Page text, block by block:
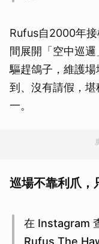
Rufus自2000年
間展開「空中巡
驅趕鴿子，維護
到、沒有請假，
一。
巡場不靠利爪，
在 Instagram
Rufus The